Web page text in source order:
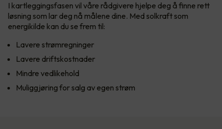
I kartleggingsfasen vil våre rådgivere hjelpe deg å finne rett
løsning som lar deg nå målene dine. Med solkraft som
energikilde kan du se frem til:
Lavere strømregninger
Lavere driftskostnader
Mindre vedlikehold
Muliggjøring for salg av egen strøm